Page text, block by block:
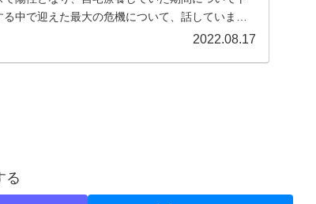
中で迎えた最大の危機について、話していまし
2022.08.17
る